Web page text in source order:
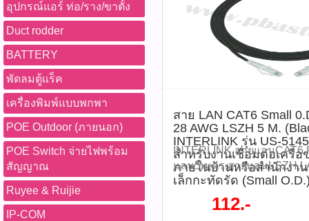
อุปกรณ์แอร์ ท่อ/ราง/ขาตั้ง
Duct rodder
BATTERY
พัดลมตู้แร็ค
เครื่องพิมพ์แบบพกพา
POE Outdoor (ภายนอก)
POE Switch จ่ายไฟพร้อม
สัญญาณ
Ruyee & Ruijie
IP-COM
สาย LAN CAT6 Small
28 AWG LSZH 5 M.
INTERLINK รุ่น US-
สำหรับงานเชื่อมต่อเครือ
ภายในบ้านหรือสำนักงา
เล็กกะทัดรัด (Small
INTERLINK,สายแลน
แลน5เมตร,สายแลน
ดำ
คุณภาพสูง สาย LAN CAT6
CORD 28 AWG LSZH 5
112.-